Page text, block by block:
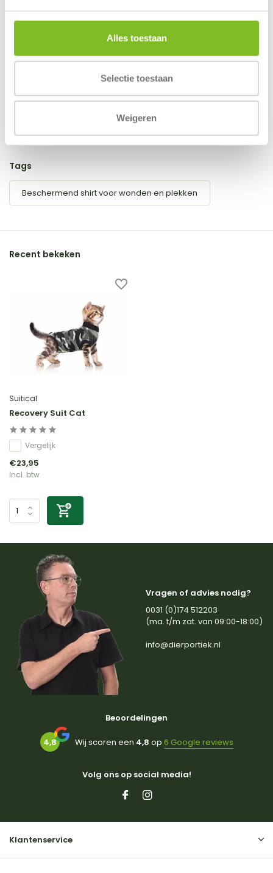
Alles toestaan
Selectie toestaan
Weigeren
0/5 Based on 0 reviews
Er zijn nog geen reviews geschreven over dit product..
Tags
Beschermend shirt voor wonden en plekken
Recent bekeken
Suitical
Recovery Suit Cat
Vergelijk
€23,95
Incl. btw
Vragen of advies nodig?
0031 (0)174 512203
(ma. t/m zat. van 09:00-18:00)
info@dierportiek.nl
Beoordelingen
4,8 Wij scoren een 4,8 op 6 Google reviews
Volg ons op social media!
Klantenservice